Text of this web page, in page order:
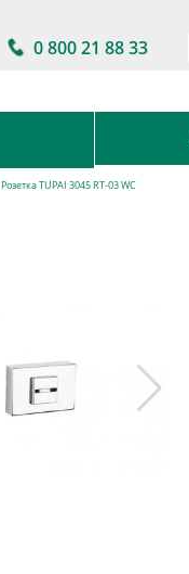
0 800 21 88 33
Розетка TUPAI 3045 RT-03 WC